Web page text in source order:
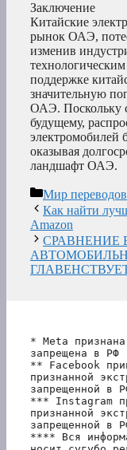
Заключение
Китайские
рынок ОАЭ,
изменив
поддержке
значительную
ОАЭ. Поскольку
будущему,
электромобилей
оказывая
ландшафт ОАЭ.
Рубрики
Мир переводов
Как найти
Amazon
СРАВНЕНИЕ
* Meta
запрещена в РФ
** Facebook
признанной
запрещенной в
*** Instagram
признанной
запрещенной в
**** Вся